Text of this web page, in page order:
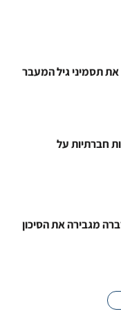
חברתיות על
מגבירה את הסיכון